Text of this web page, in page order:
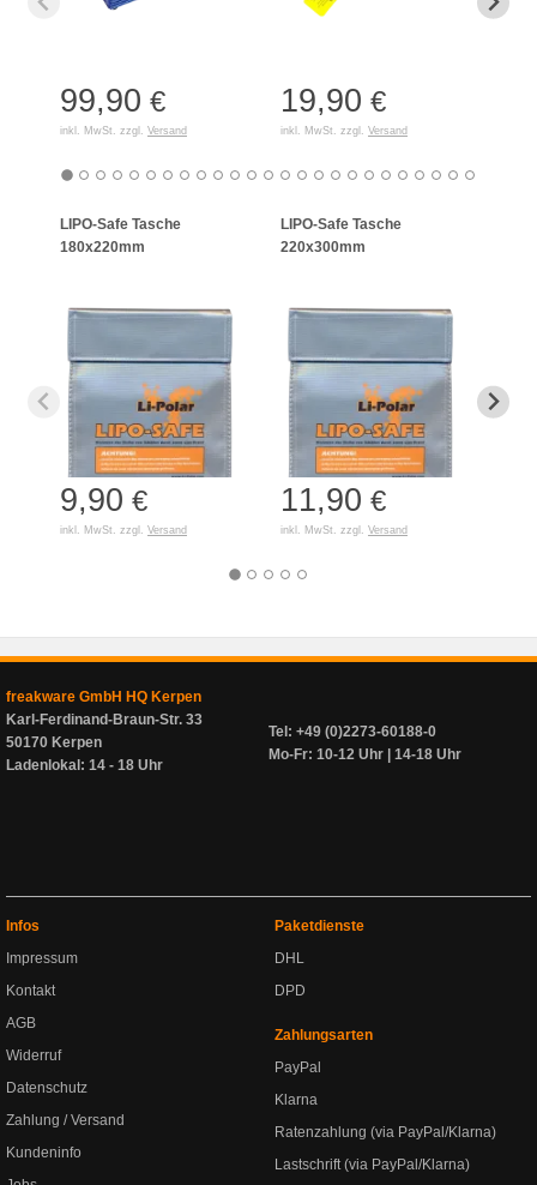
99,90 €
inkl. MwSt. zzgl. Versand
19,90 €
inkl. MwSt. zzgl. Versand
LIPO-Safe Tasche
180x220mm
9,90 €
inkl. MwSt. zzgl. Versand
LIPO-Safe Tasche
220x300mm
11,90 €
inkl. MwSt. zzgl. Versand
freakware GmbH HQ Kerpen
Karl-Ferdinand-Braun-Str. 33
50170 Kerpen
Ladenlokal: 14 - 18 Uhr
Tel: +49 (0)2273-60188-0
Mo-Fr: 10-12 Uhr | 14-18 Uhr
Infos
Impressum
Kontakt
AGB
Widerruf
Datenschutz
Zahlung / Versand
Kundeninfo
Paketdienste
DHL
DPD
Zahlungsarten
PayPal
Klarna
Ratenzahlung (via PayPal/Klarna)
Lastschrift (via PayPal/Klarna)